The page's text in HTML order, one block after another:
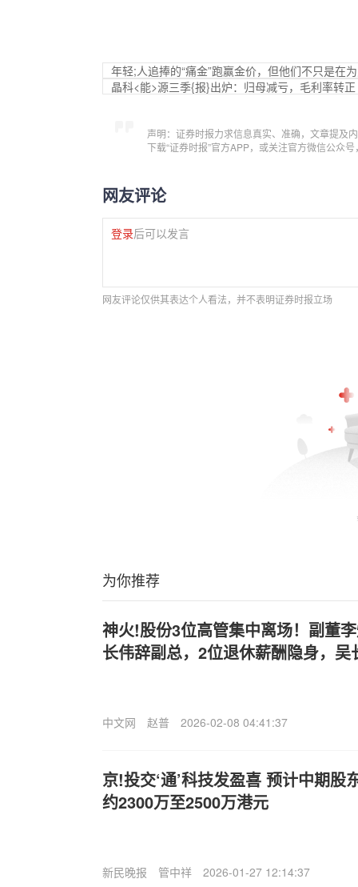
年轻;人追捧的“痛金”跑赢金价，但他们不只是在
晶科<能>源三季{报}出炉：归母减亏，毛利率转正
声明：证券时报力求信息真实、准确，文章提及
下载“证券时报”官方APP，或关注官方微信公众
网友评论
登录后可以发言
网友评论仅供其表达个人看法，并不表明证券时报立场
为你推荐
神火!股份3位高管集中离场！副董
长伟辞副总，2位退休薪酬隐身，
中文网 赵普 2026-02-08 04:41:37
京!投交‘通’科技发盈喜 预计中期股
约2300万至2500万港元
新民晚报 管中祥 2026-01-27 12:14:37